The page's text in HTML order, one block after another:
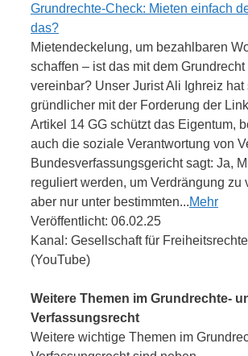
Grundrechte-Check: Mieten einfach
das?
Mietendeckelung, um bezahlbaren
schaffen – ist das mit dem
vereinbar? Unser Jurist Ali Ighreiz hat
gründlicher mit der Forderung der
Artikel 14 GG schützt das Eigentum,
auch die soziale Verantwortung von
Bundesverfassungsgericht sagt: Ja,
reguliert werden, um Verdrängung zu
aber nur unter bestimmten...Mehr
Veröffentlicht: 06.02.25
Kanal: Gesellschaft für
(YouTube)
Weitere Themen im Grundrechte-
Verfassungsrecht
Weitere wichtige Themen im